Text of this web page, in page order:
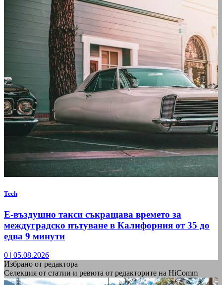
Tech
Е-въздушно такси съкращава времето за
междуградско пътуване в Калифорния от 35 до
едва 9 минути
0 | 05.08.2026
Избрано от редактора
Селекция от статии и ревюта от редакторите на HiComm